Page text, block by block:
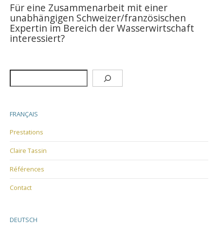
Für eine Zusammenarbeit mit einer
unabhängigen Schweizer/französischen
Expertin im Bereich der Wasserwirtschaft
interessiert?
FRANÇAIS
Prestations
Claire Tassin
Références
Contact
DEUTSCH